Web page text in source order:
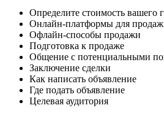
Определите стоимость вашего
Онлайн-платформы для
Офлайн-способы продажи
Подготовка к продаже
Общение с потенциальными
Заключение сделки
Как написать объявление
Где подать объявление
Целевая аудитория